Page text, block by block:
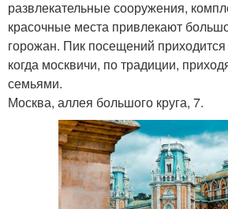
развлекательные сооружения,
красочные места привлекают
горожан. Пик посещений
когда москвичи, по традиции,
семьями.
Москва, аллея большого круга, 7.